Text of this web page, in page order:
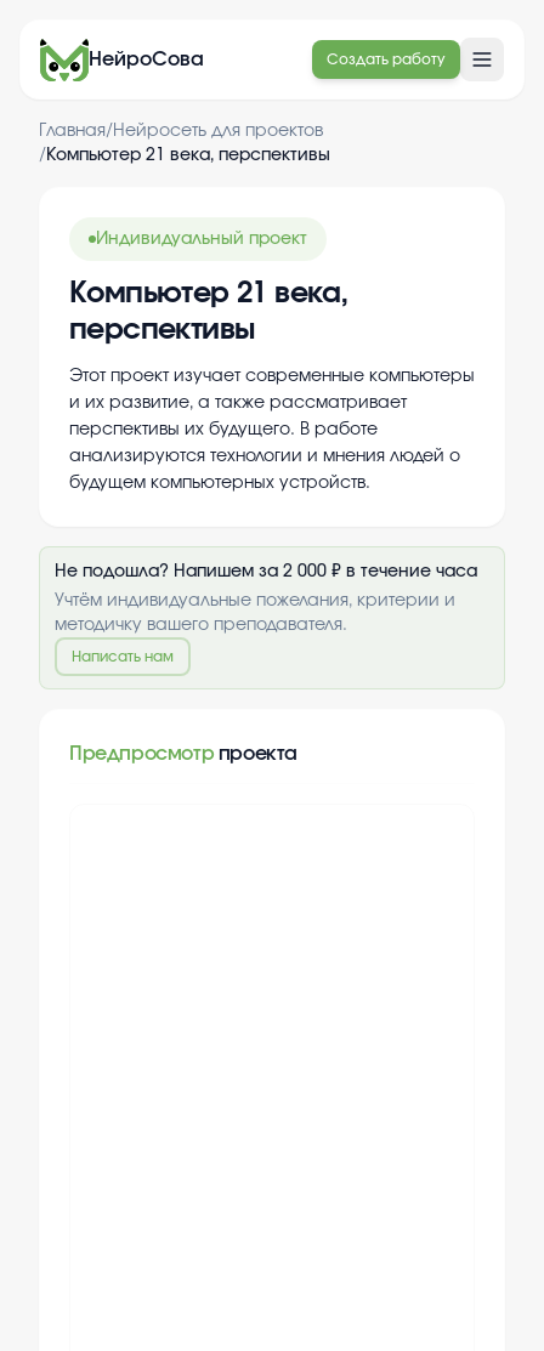
НейроСова Создать работу
Главная/ Нейросеть для проектов
/ Компьютер 21 века, перспективы
Индивидуальный проект
Компьютер 21 века,
перспективы
Этот проект изучает современные компьютеры
и их развитие, а также рассматривает
перспективы их будущего. В работе
анализируются технологии и мнения людей о
будущем компьютерных устройств.
Не подошла? Напишем за 2 000 ₽ в течение часа
Учтём индивидуальные пожелания, критерии и
методичку вашего преподавателя.
Написать нам
Предпросмотр проекта